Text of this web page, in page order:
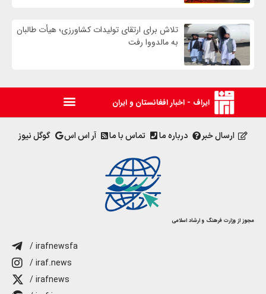
تلاش برای ارتقای تولیدات کشاورزی؛ هیأت طالبان
به مالدووا رفت
ایراف - اخبار افغانستان و ایران
ارسال خبر درباره ما تماس با ما آر اس اس گوگل نیوز
مجوز از وزارت فرهنگ و ارشاد اسلامی
/ irafnewsfa
/ iraf.news
/ irafnews